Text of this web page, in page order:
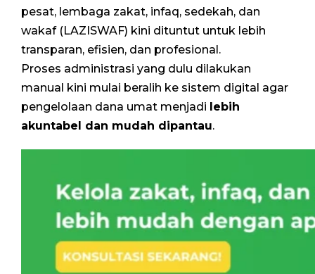
pesat, lembaga zakat, infaq, sedekah, dan
wakaf (LAZISWAF) kini dituntut untuk lebih
transparan, efisien, dan profesional.
Proses administrasi yang dulu dilakukan
manual kini mulai beralih ke sistem digital agar
pengelolaan dana umat menjadi lebih
akuntabel dan mudah dipantau.